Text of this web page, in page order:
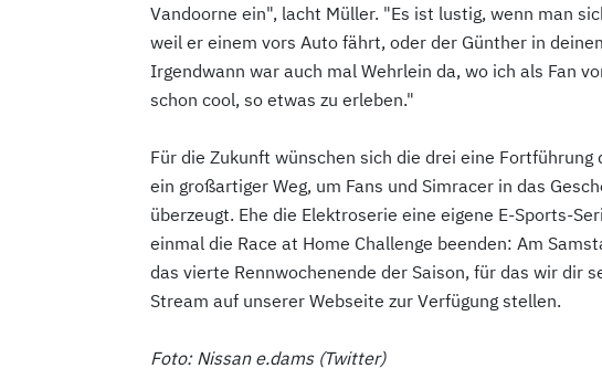
Vandoorne ein", lacht Müller. "Es ist lustig, wenn man
weil er einem vors Auto fährt, oder der Günther in
Irgendwann war auch mal Wehrlein da, wo ich als Fan
schon cool, so etwas zu erleben."
Für die Zukunft wünschen sich die drei eine
ein großartiger Weg, um Fans und Simracer in das
überzeugt. Ehe die Elektroserie eine eigene E-Sports-
einmal die Race at Home Challenge beenden: Am
das vierte Rennwochenende der Saison, für das wir dir
Stream auf unserer Webseite zur Verfügung stellen.
Foto: Nissan e.dams (Twitter)